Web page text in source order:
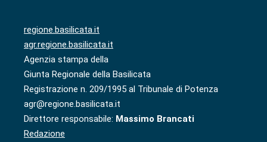
regione.basilicata.it
agr.regione.basilicata.it
Agenzia stampa della
Giunta Regionale della Basilicata
Registrazione n. 209/1995 al Tribunale di Potenza
agr@regione.basilicata.it
Direttore responsabile: Massimo Brancati
Redazione